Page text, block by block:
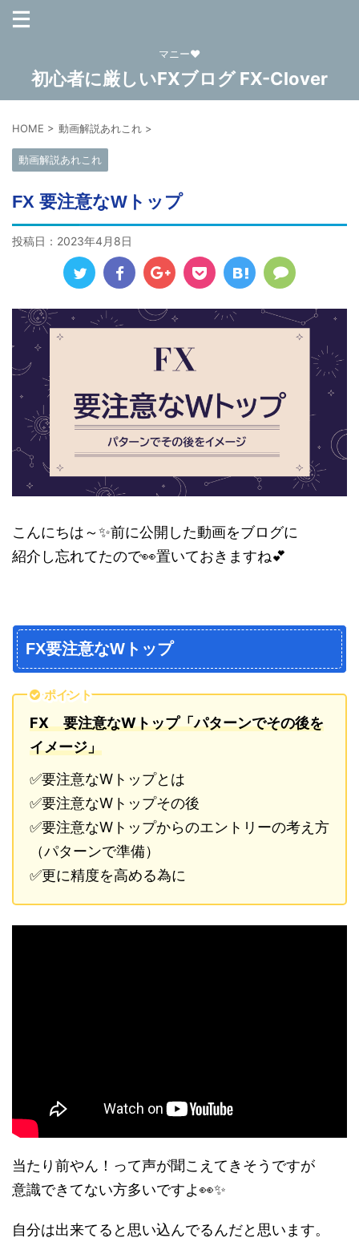
マニー❤
初心者に厳しいFXブログ FX-Clover
HOME > 動画解説あれこれ >
動画解説あれこれ
FX 要注意なWトップ
投稿日： 2023年4月8日
こんにちは～✨前に公開した動画をブログに
紹介し忘れてたので👀置いておきますね💕
FX要注意なWトップ
ポイント
FX 要注意なWトップ「パターンでその後を
イメージ」
✅要注意なWトップとは
✅要注意なWトップその後
✅要注意なWトップからのエントリーの考え方
（パターンで準備）
✅更に精度を高める為に
当たり前やん！って声が聞こえてきそうですが
意識できてない方多いですよ👀✨
自分は出来てると思い込んでるんだと思います。